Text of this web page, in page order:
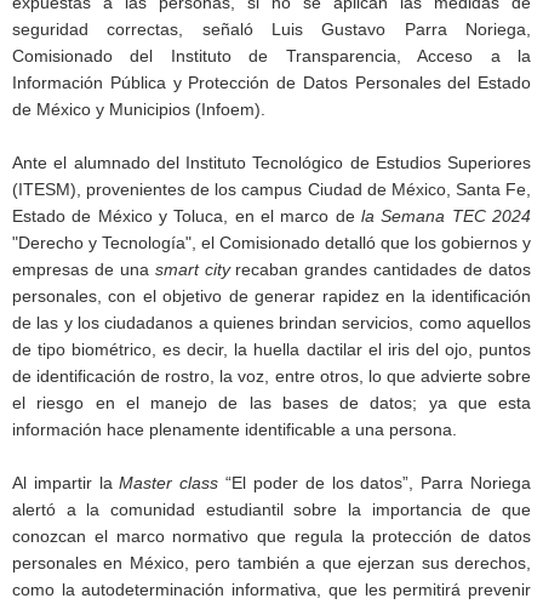
seguridad correctas, señaló Luis Gustavo Parra Noriega,
Comisionado del Instituto de Transparencia, Acceso a la
Información Pública y Protección de Datos Personales del Estado
de México y Municipios (Infoem).
Ante el alumnado del Instituto Tecnológico de Estudios Superiores
(ITESM), provenientes de los campus Ciudad de México, Santa Fe,
Estado de México y Toluca, en el marco de la Semana TEC 2024
"Derecho y Tecnología", el Comisionado detalló que los gobiernos y
empresas de una smart city recaban grandes cantidades de datos
personales, con el objetivo de generar rapidez en la identificación
de las y los ciudadanos a quienes brindan servicios, como aquellos
de tipo biométrico, es decir, la huella dactilar el iris del ojo, puntos
de identificación de rostro, la voz, entre otros, lo que advierte sobre
el riesgo en el manejo de las bases de datos; ya que esta
información hace plenamente identificable a una persona.
Al impartir laMaster class “El poder de los datos”, Parra Noriega
alertó a la comunidad estudiantil sobre la importancia de que
conozcan el marco normativo que regula la protección de datos
personales en México, pero también a que ejerzan sus derechos,
como la autodeterminación informativa, que les permitirá prevenir